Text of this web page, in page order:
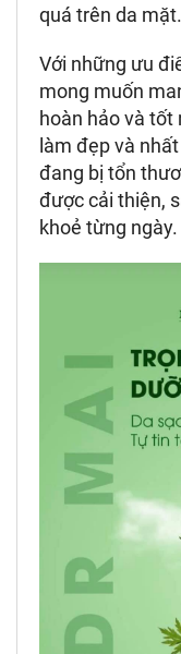
quá trên da mặt.
Với những ưu
mong muốn
hoàn hảo và tốt
làm đẹp và
đang bị tổn
được cải thiện,
khoẻ từng ngày.